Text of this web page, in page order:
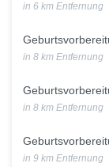
in 6 km Entfernung
in 8 km Entfernung
in 8 km Entfernung
in 9 km Entfernung